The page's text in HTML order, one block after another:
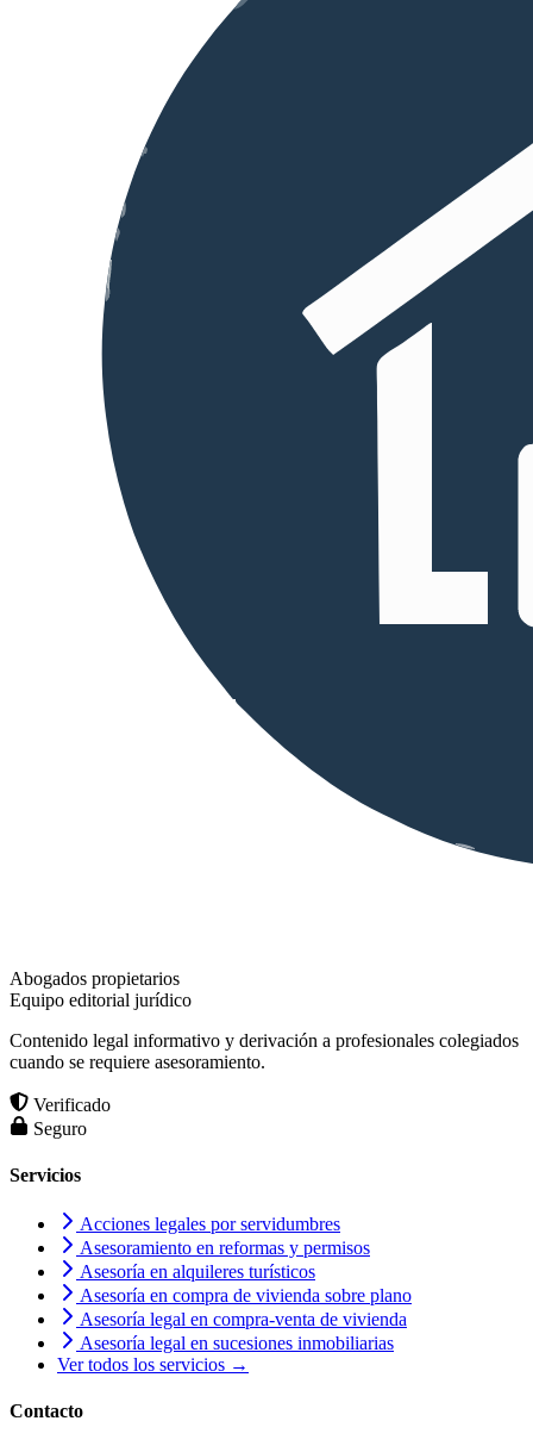
Abogados propietarios
Equipo editorial jurídico
Contenido legal informativo y derivación a profesionales colegiados
cuando se requiere asesoramiento.
Verificado
Seguro
Servicios
Acciones legales por servidumbres
Asesoramiento en reformas y permisos
Asesoría en alquileres turísticos
Asesoría en compra de vivienda sobre plano
Asesoría legal en compra-venta de vivienda
Asesoría legal en sucesiones inmobiliarias
Ver todos los servicios →
Contacto